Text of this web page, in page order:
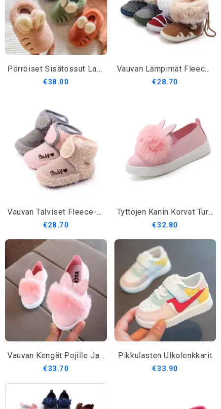
Pörröiset Sisätossut Lapsille
€38.00
Vauvan Lämpimät Fleece-Talvisaappaat
€28.70
Vauvan Talviset Fleece-Saappaat
€28.70
Tyttöjen Kanin Korvat Turkiskorvat
€32.80
Vauvan Kengät Pojille Ja Tytöille
€33.70
Pikkulasten Ulkolenkkarit
€33.90